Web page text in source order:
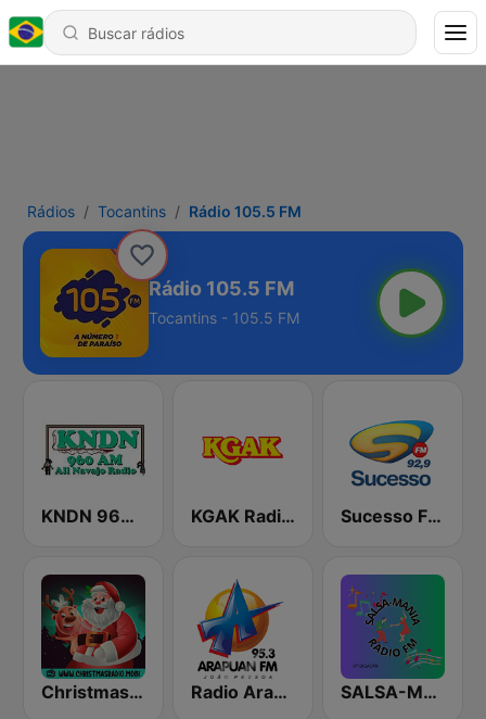
Rádios Tocantins Rádio 105.5 FM
Rádio 105.5 FM
Tocantins - 105.5 FM
KNDN 960 AM KGAK Radio 1330 AM Sucesso FM 92.9
Christmas Radio Radio Arapuan - João Pessoa SALSA-MANIA RADIO FM